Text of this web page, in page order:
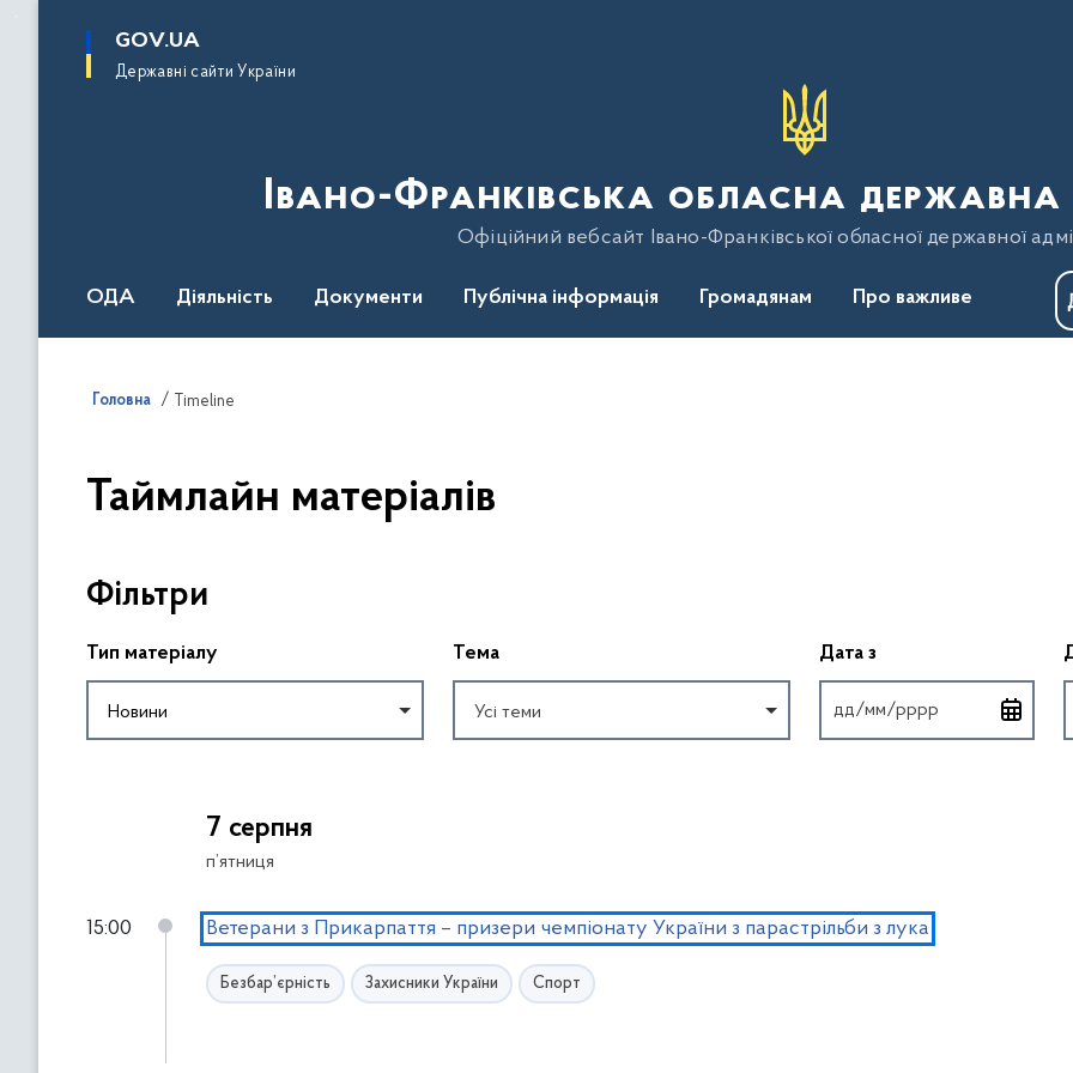
основного
GOV.UA
Державні сайти України
Івано-Франківська обласна державна
Офіційний вебсайт Івано-Франківської обласної державної
ОДА Діяльність Документи Публічна інформація Громадянам Про важливе
Головна Timeline
Таймлайн матеріалів
р
п
ь
Фільтри
Тип матеріалу
Новини
Тема
Усі теми
Дата з Введіть дату у
7 серпня
п’ятниця
15:00 Ветерани з Прикарпаття – призери чемпіонату України з парастрільби з лука
Безбар’єрність Захисники України Спорт